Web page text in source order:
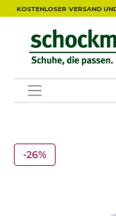
KOSTENLOSER VERSAND
-26%